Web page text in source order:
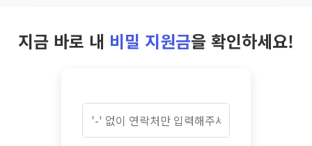
지금 바로 내 비밀 지원금을 확인하세요!